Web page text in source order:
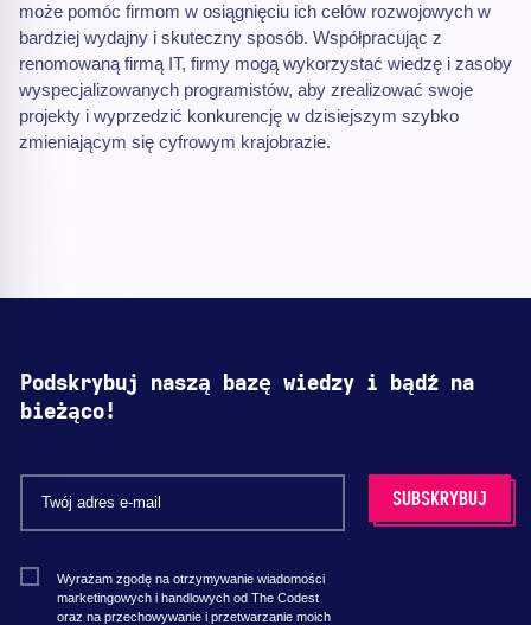
może pomóc firmom w osiągnięciu ich celów rozwojowych w
bardziej wydajny i skuteczny sposób. Współpracując z
renomowaną firmą IT, firmy mogą wykorzystać wiedzę i zasoby
wyspecjalizowanych programistów, aby zrealizować swoje
projekty i wyprzedzić konkurencję w dzisiejszym szybko
zmieniającym się cyfrowym krajobrazie.
Podskrybuj naszą bazę wiedzy i bądź na
bieżąco!
Wyrażam zgodę na otrzymywanie wiadomości
marketingowych i handlowych od The Codest
oraz na przechowywanie i przetwarzanie moich